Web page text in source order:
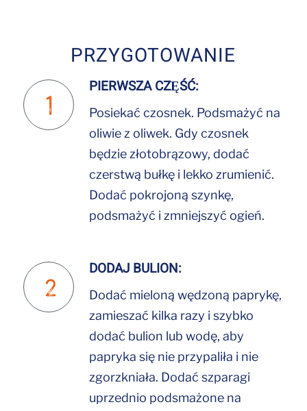
PRZYGOTOWANIE
PIERWSZA CZĘŚĆ:
Posiekać czosnek. Podsmażyć na
oliwie z oliwek. Gdy czosnek
będzie złotobrązowy, dodać
czerstwą bułkę i lekko zrumienić.
Dodać pokrojoną szynkę,
podsmażyć i zmniejszyć ogień.
DODAJ BULION:
Dodać mieloną wędzoną paprykę,
zamieszać kilka razy i szybko
dodać bulion lub wodę, aby
papryka się nie przypaliła i nie
zgorzkniała. Dodać szparagi
uprzednio podsmażone na